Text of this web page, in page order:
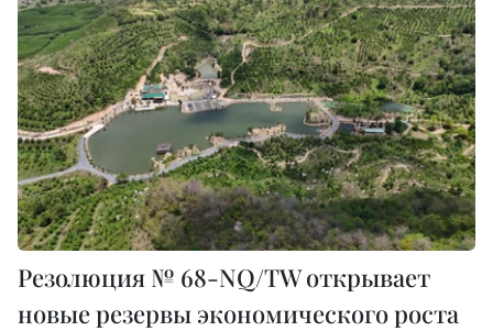
Резолюция № 68-NQ/TW открывает
новые резервы экономического роста